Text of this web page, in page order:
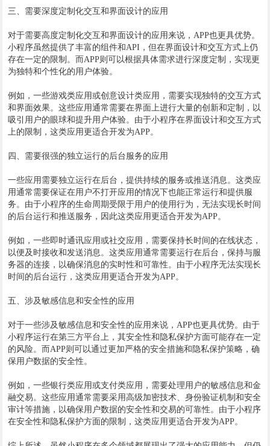
三、需要深度定制化交互和界面设计的应用
对于需要高度定制化交互和界面设计的应用来说，APP也更具优势。
小程序虽然提供了丰富的组件和API，但在界面设计和交互方式上仍
存在一定的限制。而APP则可以根据具体需求进行深度定制，实现更
为独特和个性化的用户体验。
例如，一些游戏类应用或创意设计类应用，需要实现独特的交互方式
和界面效果。这些应用通常需要在界面上进行大量的创新和定制，以
吸引用户的眼球和提升用户体验。由于小程序在界面设计和交互方式
上的限制，这类应用更适合开发为APP。
四、需要很强的独立运行的后台服务的应用
一些应用需要独立运行在后台，提供持续的服务或推送消息。这类应
用通常需要保证在用户不打开应用的情况下也能正常运行和提供服
务。由于小程序的生命周期受限于用户的使用行为，无法实现长时间
的后台运行和推送服务，因此这类应用更适合开发为APP。
例如，一些即时通讯应用或社交应用，需要保持长时间的在线状态，
以便及时接收和发送消息。这类应用通常需要运行在后台，保持与服
务器的连接，以确保消息的实时性和可靠性。由于小程序无法实现长
时间的后台运行，这类应用更适合开发为APP。
五、涉及敏感信息和安全性的应用
对于一些涉及敏感信息和安全性的应用来说，APP也更具优势。由于
小程序运行在第三方平台上，其安全性和隐私保护方面可能存在一定
的风险。而APP则可以通过更加严格的安全措施和隐私保护策略，确
保用户数据的安全性。
例如，一些银行类应用或支付类应用，需要处理用户的敏感信息和金
融交易。这些应用通常需要采用高级加密技术、身份验证机制和安全
审计等措施，以确保用户数据的安全性和交易的可靠性。由于小程序
在安全性和隐私保护方面的限制，这类应用更适合开发为APP。